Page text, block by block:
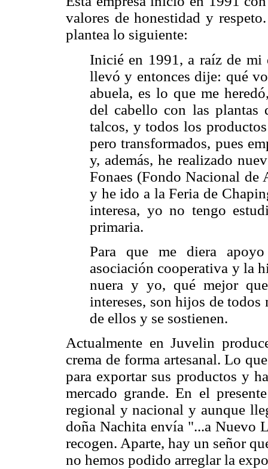
valores de honestidad y
plantea lo siguiente:
Inicié en 1991, a raíz de
llevó y entonces dije: qué
abuela, es lo que me
del cabello con las plantas
talcos, y todos los
pero transformados, pues
y, además, he realizado
Fonaes (Fondo Nacional de
y he ido a la Feria de
interesa, yo no tengo
primaria.
Para que me diera
asociación cooperativa y la
nuera y yo, qué mejor
intereses, son hijos de todos
de ellos y se sostienen.
Actualmente en Juvelin
crema de forma artesanal. Lo
para exportar sus productos y
mercado grande. En el
regional y nacional y aunque
doña Nachita envía "...a Nuevo
recogen. Aparte, hay un señor
no hemos podido arreglar la